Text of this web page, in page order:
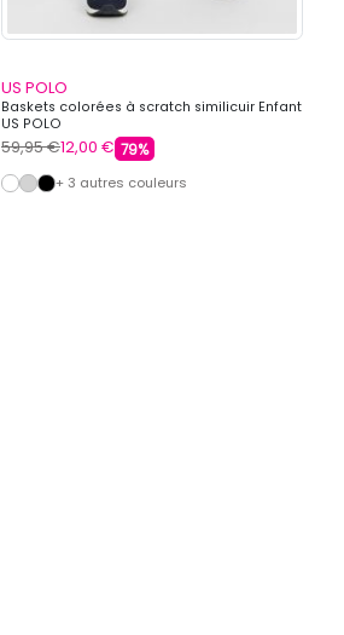
US POLO
Baskets colorées à scratch similicuir Enfant
US POLO
59,95 €12,00 € 79%
+ 3 autres couleurs